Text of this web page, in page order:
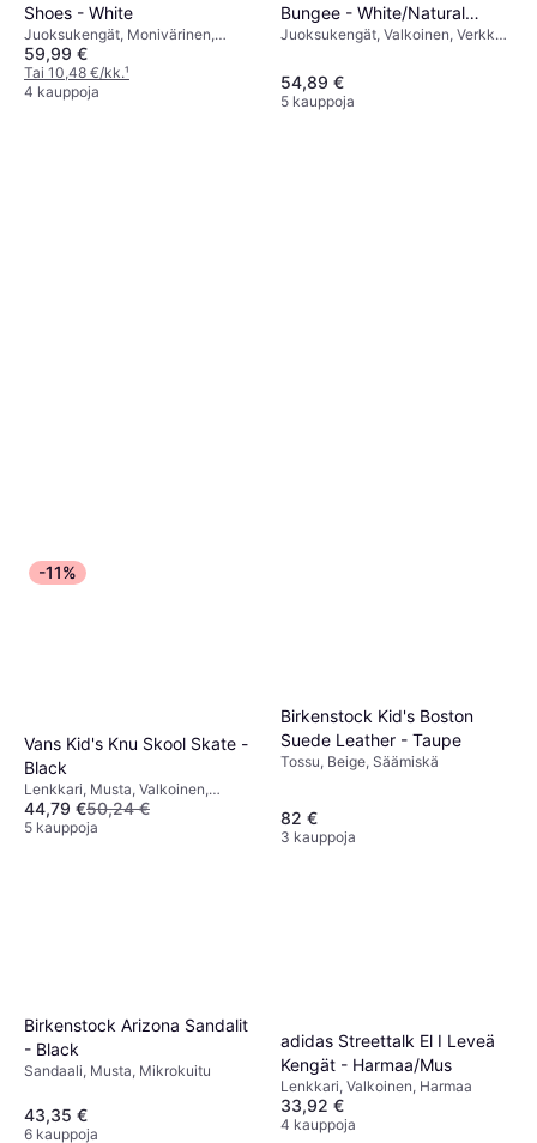
Shoes - White
Juoksukengät, Monivärinen,
Musta, Ruskea, Harmaa,
Valkoinen, Tekonahka, Kangas,
Verkko, Tekstiili, Synteettinen
59,99 €
Tai 10,48 €/kk.¹
4 kauppoja
Bungee - White/Natural
Indigo/Silver Metallic
Juoksukengät, Valkoinen, Verkko,
54,89 €
5 kauppoja
-11%
Vans Kid's Knu Skool Skate -
Black
Lenkkari, Musta, Valkoinen,
Kangas, Nahka, Tekstiili,
Säämiskä
44,79 €50,24 €
5 kauppoja
Birkenstock Kid's Boston
Suede Leather - Taupe
Tossu, Beige, Säämiskä
82 €
3 kauppoja
Birkenstock Arizona Sandalit
- Black
Sandaali, Musta, Mikrokuitu
43,35 €
6 kauppoja
adidas Streettalk El I Leveä
Kengät - Harmaa/Mus
Lenkkari, Valkoinen, Harmaa
33,92 €
4 kauppoja